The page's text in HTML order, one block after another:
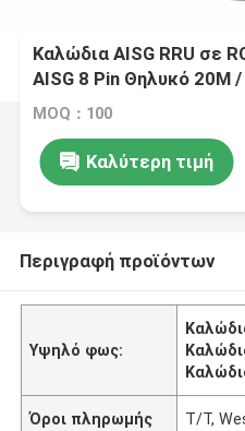
Καλώδια AISG RRU σε
AISG 8 Pin Θηλυκό
MOQ：100
Καλύτερη τιμή
Περιγραφή προϊόντων
Υψηλό φως:
Όροι πληρωμής T/T,